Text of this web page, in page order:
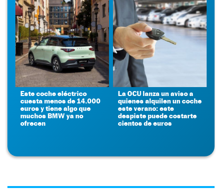
Este coche eléctrico
cuesta menos de 14.000
euros y tiene algo que
muchos BMW ya no
ofrecen
La OCU lanza un aviso a
quienes alquilen un coche
este verano: este
despiste puede costarte
cientos de euros